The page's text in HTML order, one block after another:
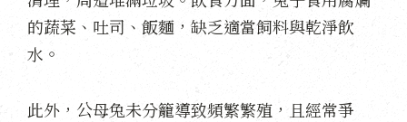
的蔬菜、吐司、飯麵，缺乏適當飼料與乾淨飲
水。
此外，公母兔未分籠導致頻繁繁殖，且經常爭